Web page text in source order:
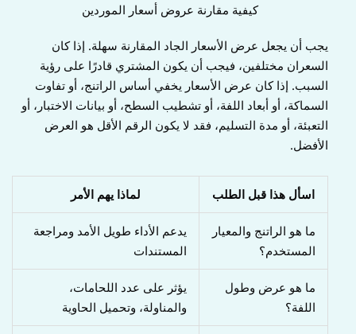
كيفية مقارنة عروض أسعار الموردين
يجب أن يجعل عرض الأسعار الجاد المقارنة سهلة. إذا كان
السعران مختلفين، فيجب أن يكون المشتري قادرًا على رؤية
السبب. إذا كان عرض الأسعار يخفي أساس الراتنج، أو تفاوت
السماكة، أو أبعاد اللفة، أو تشطيب السطح، أو بيانات الاختبار، أو
التعبئة، أو مدة التسليم، فقد لا يكون الرقم الأقل هو العرض
الأفضل.
اسأل هذا قبل الطلب لماذا يهم الأمر
ما هو الراتنج والمعيار
المستخدم؟
يدعم الأداء طويل الأمد ومراجعة
المستندات
ما هو عرض وطول
اللفة؟
يؤثر على عدد اللحامات،
والمناولة، وتحميل الحاوية